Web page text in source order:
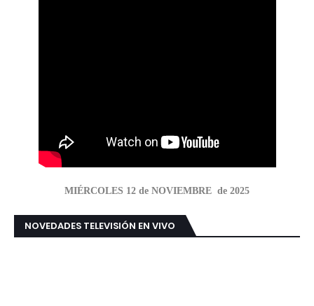
MIÉRCOLES 12 de NOVIEMBRE de 2025
NOVEDADES TELEVISIÓN EN VIVO